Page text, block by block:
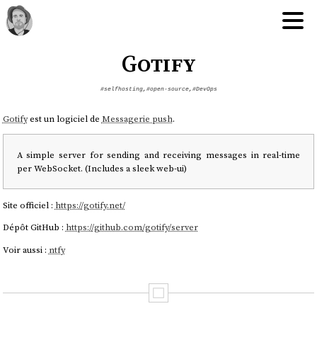
Gotify
#selfhosting, #open-source, #DevOps
Gotifyest un logiciel de Messagerie push.
A simple server for sending and receiving messages in real-time
per WebSocket. (Includes a sleek web-ui)
Site officiel : https://gotify.net/
Dépôt GitHub : https://github.com/gotify/server
Voir aussi : ntfy